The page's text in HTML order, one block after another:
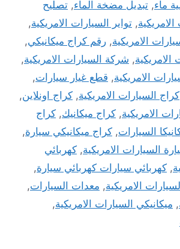
ماء, تبديل مضخة الماء, تصليح
, تواير السيارات الامريكية,
الامريكية, رقم كراج ميكانيكي,
, شركة السيارات الامريكية,
الامريكية, قطع غيار سيارات,
كراج السيارات الامريكية, كراج اونلاين,
الامريكية, كراج ميكانيك, كراج
السيارات, كراج ميكانيكي سيارة,
السيارات الامريكية, كهربائي
, كهربائي سيارات كهربائي سيارة,
الامريكية, معدات السيارات,
, ميكانيكي السيارات الامريكية,